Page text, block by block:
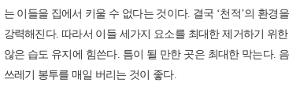
는 이들을 집에서 키울 수 없다는 것이다. 결국 ‘천적’의 환경
강력해진다. 따라서 이들 세가지 요소를 최대한 제거하기 위
않은 습도 유지에 힘쓴다. 틈이 될 만한 곳은 최대한 막는다.
쓰레기 봉투를 매일 버리는 것이 좋다.